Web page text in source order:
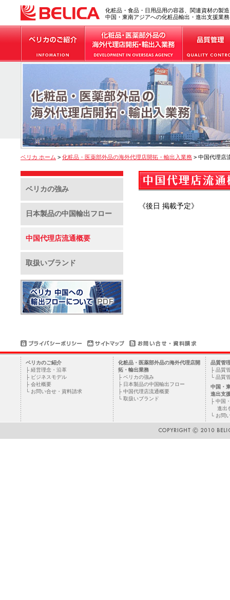
化粧品・食品・日用品用の容器、関連資材の製
中国・東南アジアへの化粧品輸出・進出支援業務
ベリカ ホーム > 化粧品・医薬部外品の海外代理店開拓・輸出入業務 > 中国代理店
ベリカの強み
日本製品の中国輸出フロー
中国代理店流通概要
取扱いブランド
《後日 掲載予定》
ベリカのご紹介
├ 経営理念・沿革
├ ビジネスモデル
├ 会社概要
└ お問い合せ・資料請求
化粧品・医薬部外品の海外代理店開
拓・輸出業務
├ ベリカの強み
├ 日本製品の中国輸出フロー
├ 中国代理店流通概要
└ 取扱いブランド
品質管
├ 品質
└ 品質
中国・
進出支
├ 中国
進出
└ お問